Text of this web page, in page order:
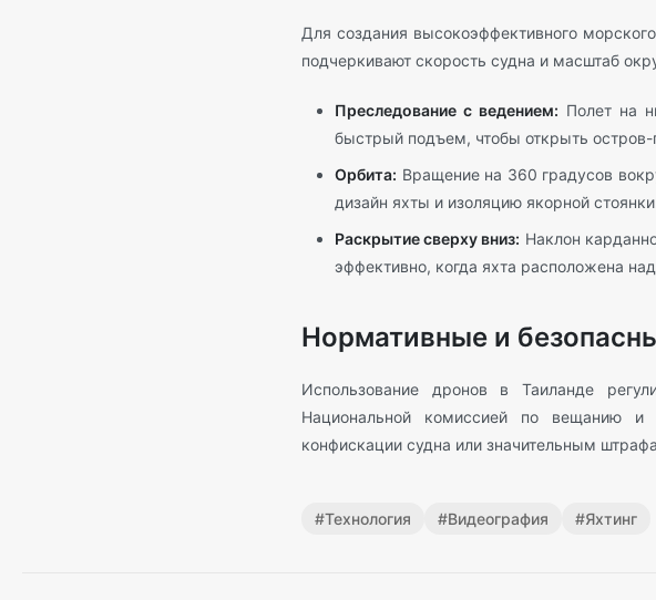
Для создания высокоэффективного
подчеркивают скорость судна и масштаб
Преследование с ведением: Полет на
быстрый подъем, чтобы открыть остров-
Орбита: Вращение на 360 градусов
дизайн яхты и изоляцию якорной
Раскрытие сверху вниз: Наклон
эффективно, когда яхта расположена
Нормативные и
Использование дронов в Таиланде
Национальной комиссией по вещанию и
конфискации судна или значительным
#Технология #Видеография #Яхтинг